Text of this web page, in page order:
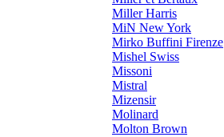
Miller Harris
MiN New York
Mirko Buffini Firenze
Mishel Swiss
Missoni
Mistral
Mizensir
Molinard
Molton Brown